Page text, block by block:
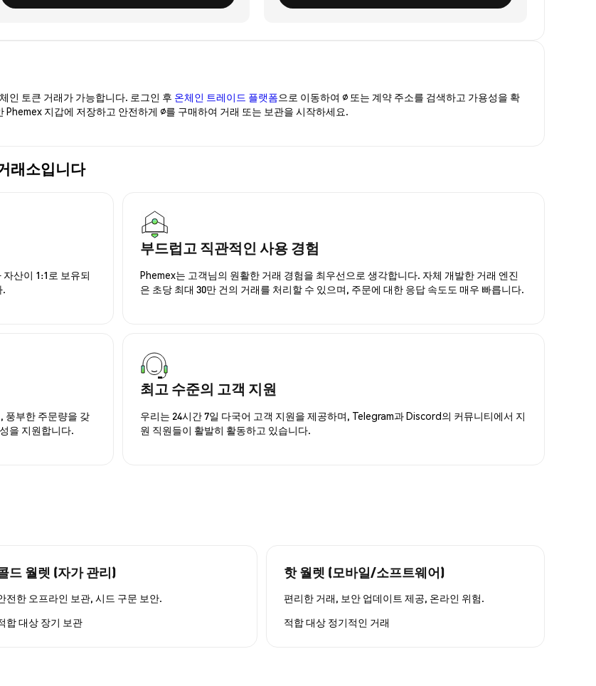
인 토큰 거래가 가능합니다. 로그인 후 온체인 트레이드 플랫폼으로 이동하여 ∅ 또는 계약 주소를 검색하고 가용성을 확
지갑에 저장하고 안전하게 ∅를 구매하여 거래 또는 보관을 시작하세요.
래소입니다
산이 1:1로 보유되
.
부드럽고 직관적인 사용 경험
Phemex는 고객님의 원활한 거래 경험을 최우선으로 생각합니다. 자체 개발한 거래 엔진
은 초당 최대 30만 건의 거래를 처리할 수 있으며, 주문에 대한 응답 속도도 매우 빠릅니다.
풍부한 주문량을 갖
을 지원합니다.
최고 수준의 고객 지원
우리는 24시간 7일 다국어 고객 지원을 제공하며, Telegram과 Discord의 커뮤니티에서 지
원 직원들이 활발히 활동하고 있습니다.
드 월렛 (자가 관리)
전한 오프라인 보관, 시드 구문 보안.
합 대상 장기 보관
핫 월렛 (모바일/소프트웨어)
편리한 거래, 보안 업데이트 제공, 온라인 위험.
적합 대상 정기적인 거래